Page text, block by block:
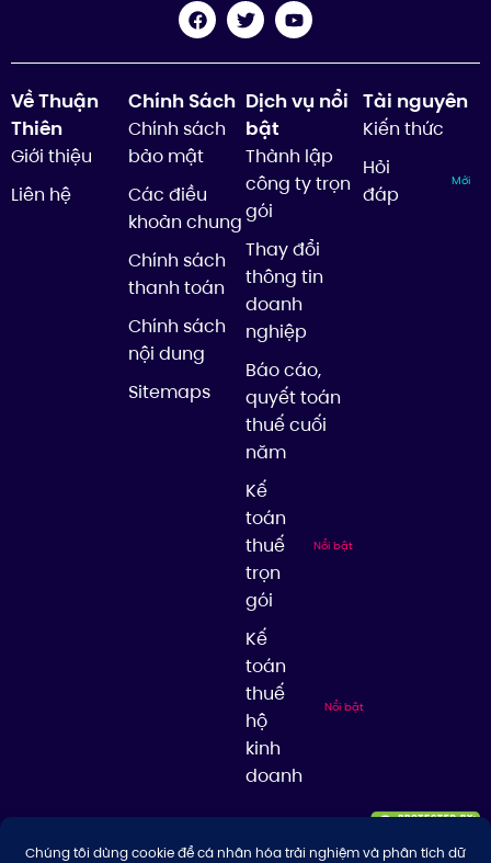
Về Thuận
Thiên
Giới thiệu
Liên hệ
Chính Sách
Chính sách
bảo mật
Các điều
khoản chung
Chính sách
thanh toán
Chính sách
nội dung
Sitemaps
Dịch vụ nổi
bật
Thành lập
công ty trọn
gói
Thay đổi
thông tin
doanh
nghiệp
Báo cáo,
quyết toán
thuế cuối
năm
Kế
toán
thuế
trọn
gói
Nổi bật
Kế
toán
thuế
hộ
kinh
doanh
Nổi bật
Tài nguyên
Kiến thức
Hỏi
đáp
Mới